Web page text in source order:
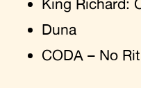
King Richard:
Duna
CODA – No